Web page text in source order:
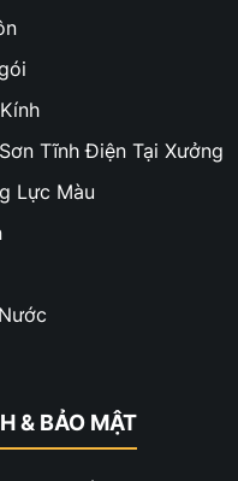
Tĩnh Điện Tại Xưởng
Lực Màu
& BẢO MẬT